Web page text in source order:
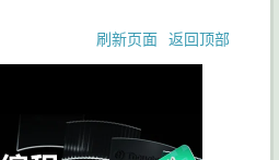
刷新页面 返回顶部